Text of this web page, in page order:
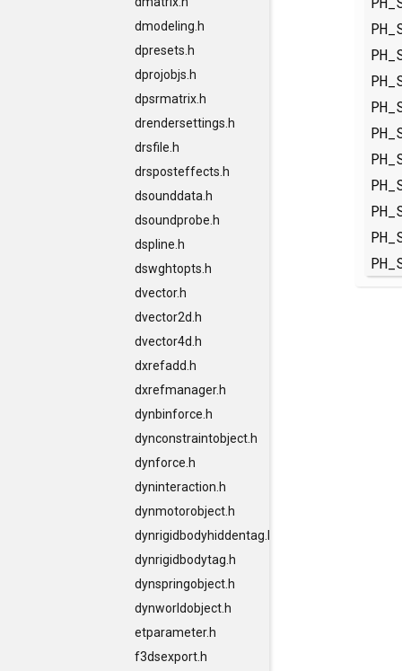
dmodeling.h
dpresets.h
dprojobjs.h
dpsrmatrix.h
drendersettings.h
drsfile.h
drsposteffects.h
dsounddata.h
dsoundprobe.h
dspline.h
dswghtopts.h
dvector.h
dvector2d.h
dvector4d.h
dxrefadd.h
dxrefmanager.h
dynbinforce.h
dynconstraintobject.h
dynforce.h
dyninteraction.h
dynmotorobject.h
dynrigidbodyhiddentag.h
dynrigidbodytag.h
dynspringobject.h
dynworldobject.h
etparameter.h
f3dsexport.h